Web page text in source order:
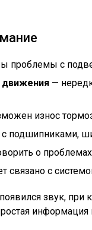
проблемы с
движения —
износ
с подшипниками,
о
связано с
звук, при